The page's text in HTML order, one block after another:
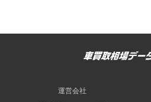
運営会社